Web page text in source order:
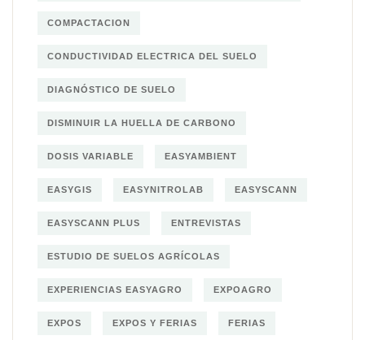
COMPACTACION
CONDUCTIVIDAD ELECTRICA DEL SUELO
DIAGNÓSTICO DE SUELO
DISMINUIR LA HUELLA DE CARBONO
DOSIS VARIABLE EASYAMBIENT
EASYGIS EASYNITROLAB EASYSCANN
EASYSCANN PLUS ENTREVISTAS
ESTUDIO DE SUELOS AGRÍCOLAS
EXPERIENCIAS EASYAGRO EXPOAGRO
EXPOS EXPOS Y FERIAS FERIAS